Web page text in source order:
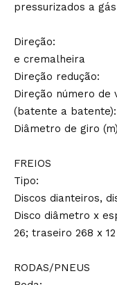
pressurizados a gás
Direção:
e cremalheira
Direção
Direção número
(batente a batente):
Diâmetro de
FREIOS
Discos dianteiros,
Disco diâmetro x
26; traseiro 268 x 12
RODAS/PNEUS